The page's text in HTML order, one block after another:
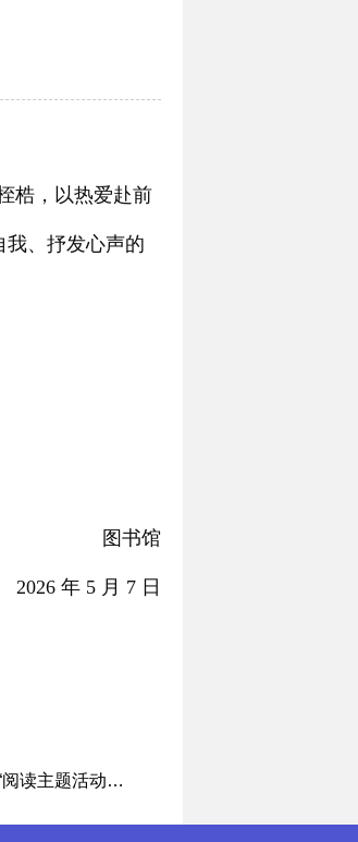
梏，以热爱赴前
我、抒发心声的
图书馆
2026 年 5 月 7 日
“悦读启智，书香致远“阅读主题活动通知